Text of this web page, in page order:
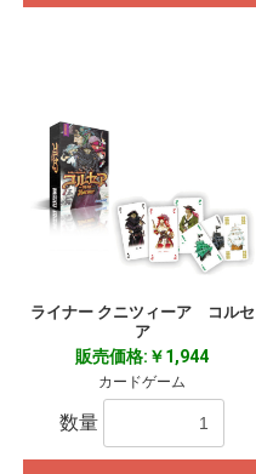
ライナー クニツィーア コルセ
ア
販売価格:￥1,944
カードゲーム
数量